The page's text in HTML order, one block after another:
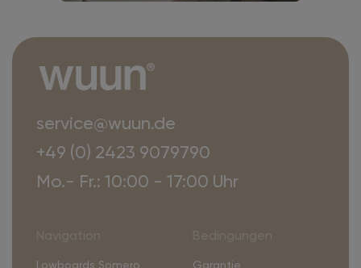
service@wuun.de
+49 (0) 2423 9079790
Mo.- Fr.: 10:00 - 17:00 Uhr
Lowboards Somero
Garantie